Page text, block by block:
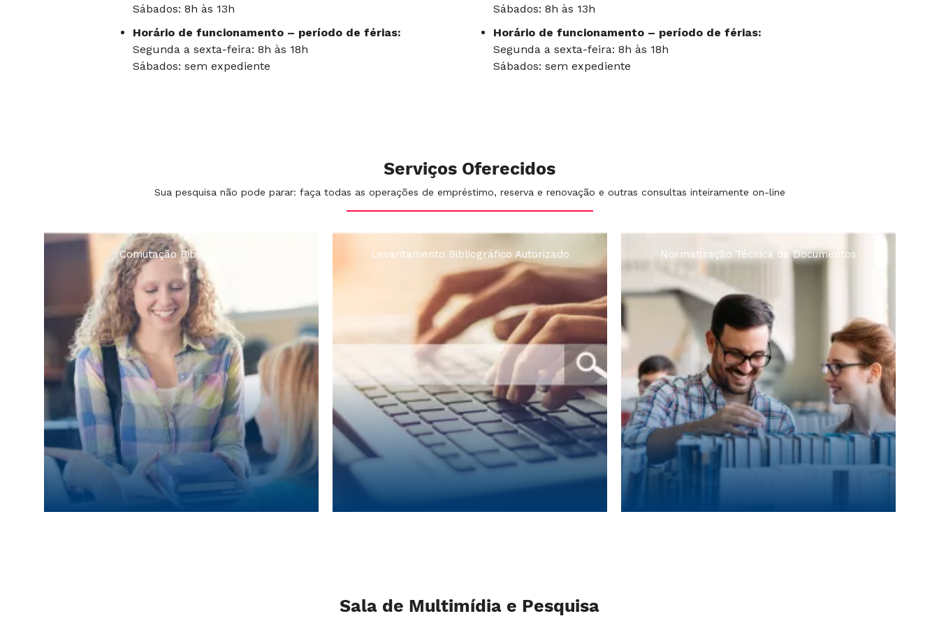
Sábados: 8h às 13h
Horário de funcionamento – período de férias:
Segunda a sexta-feira: 8h às 18h
Sábados: sem expediente
Sábados: 8h às 13h
Horário de funcionamento – período de férias:
Segunda a sexta-feira: 8h às 18h
Sábados: sem expediente
Serviços Oferecidos
Sua pesquisa não pode parar: faça todas as operações de empréstimo, reserva e renovação e outras consultas inteiramente on-line
Comutação Bibliográfica Levantamento Bibliográfico Autorizado Normatização Técnica de Documentos
Sala de Multimídia e Pesquisa